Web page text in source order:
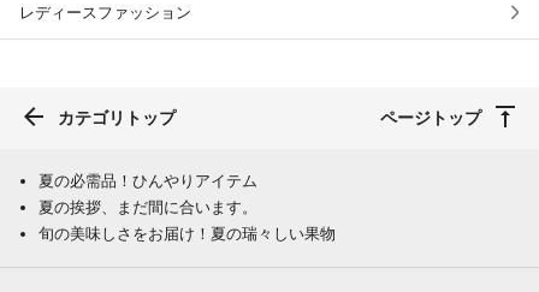
レディースファッション
カテゴリトップ ページトップ
夏の必需品！ひんやりアイテム
夏の挨拶、まだ間に合います。
旬の美味しさをお届け！夏の瑞々しい果物